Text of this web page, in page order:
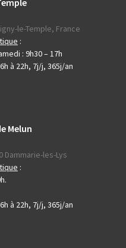
le-Temple, France
:
: 9h30 – 17h
à 22h, 7j/j, 365j/an
Melun
Dammarie-les-Lys
:
à 22h, 7j/j, 365j/an